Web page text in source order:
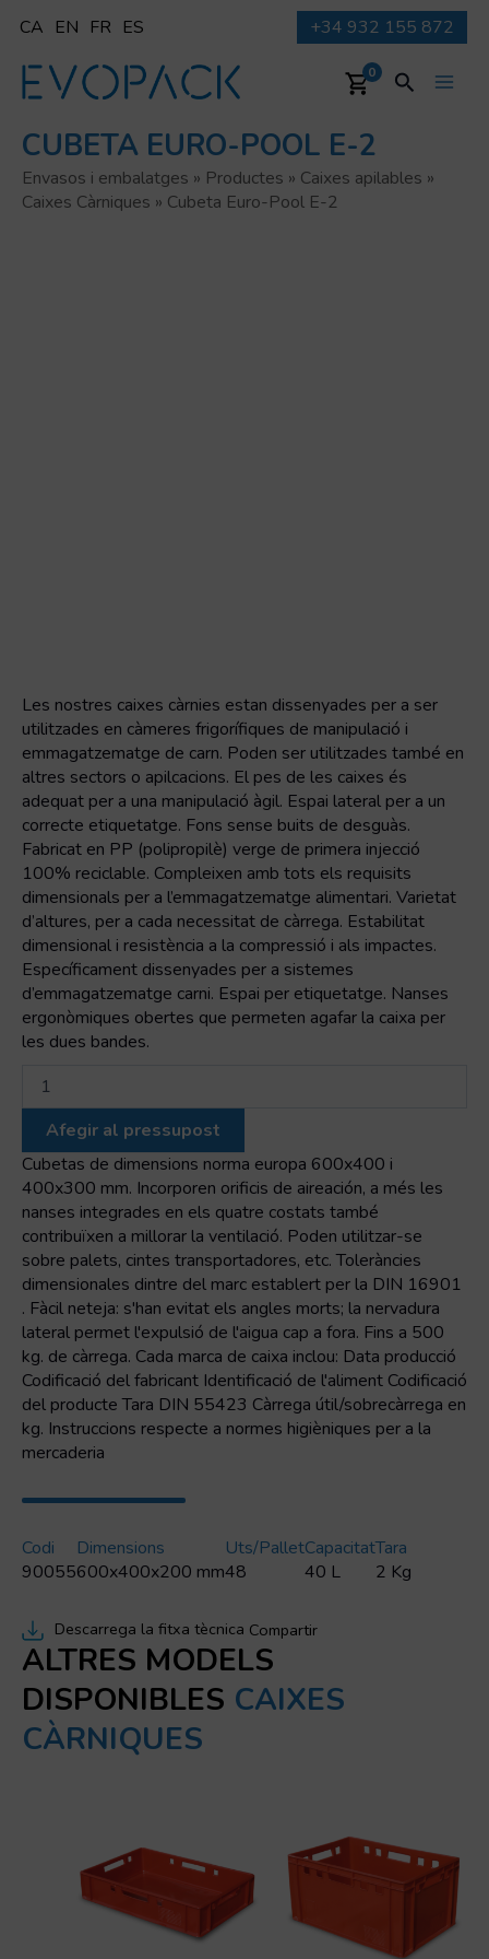
contingut
CA EN FR ES +34 932 155 872
0 Cerca
CUBETA EURO-POOL E-2
Envasos i embalatges » Productes » Caixes apilables »
Caixes Càrniques » Cubeta Euro-Pool E-2
Les nostres caixes càrnies estan dissenyades per a ser
utilitzades en càmeres frigorífiques de manipulació i
emmagatzematge de carn. Poden ser utilitzades també en
altres sectors o apilcacions. El pes de les caixes és
adequat per a una manipulació àgil. Espai lateral per a un
correcte etiquetatge. Fons sense buits de desguàs.
Fabricat en PP (polipropilè) verge de primera injecció
100% reciclable. Compleixen amb tots els requisits
dimensionals per a l’emmagatzematge alimentari. Varietat
d’altures, per a cada necessitat de càrrega. Estabilitat
dimensional i resistència a la compressió i als impactes.
Específicament dissenyades per a sistemes
d’emmagatzematge carni. Espai per etiquetatge. Nanses
ergonòmiques obertes que permeten agafar la caixa per
les dues bandes.
Cubeta
Euro-
Pool
E-
2
Afegir al pressupost
Cubetas de dimensions norma europa 600x400 i
400x300 mm. Incorporen orificis de aireación, a més les
nanses integrades en els quatre costats també
contribuïxen a millorar la ventilació. Poden utilitzar-se
sobre palets, cintes transportadores, etc. Toleràncies
dimensionales dintre del marc establert per la DIN 16901
. Fàcil neteja: s'han evitat els angles morts; la nervadura
lateral permet l'expulsió de l'aigua cap a fora. Fins a 500
kg. de càrrega. Cada marca de caixa inclou: Data producció
Codificació del fabricant Identificació de l'aliment Codificació
del producte Tara DIN 55423 Càrrega útil/sobrecàrrega en
kg. Instruccions respecte a normes higièniques per a la
mercaderia
Codi
90055
Dimensions
600x400x200 mm
Uts/pallet
48
Capacitat
40 L
Tara
2 Kg
Descarrega la fitxa tècnica Compartir
ALTRES MODELS
DISPONIBLES CAIXES
CÀRNIQUES